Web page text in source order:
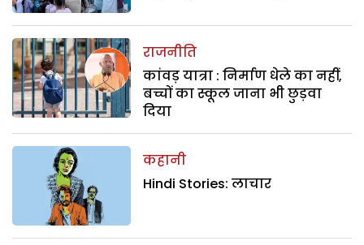
राजनीति
कांवड़ यात्रा : निर्माण धेले का नहीं,
बच्चों का स्कूल जाना भी छुड़वा
दिया
कहानी
Hindi Stories: लाचार